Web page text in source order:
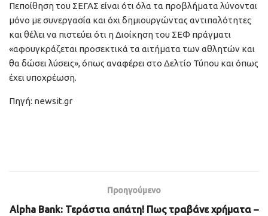
Πεποίθηση του ΣΕΓΑΣ είναι ότι όλα τα προβλήματα λύνονται
μόνο με συνεργασία και όχι δημιουργώντας αντιπαλότητες
και θέλει να πιστεύει ότι η Διοίκηση του ΣΕΦ πράγματι
«αφουγκράζεται προσεκτικά τα αιτήματα των αθλητών και
θα δώσει λύσεις», όπως αναφέρει στο Δελτίο Τύπου και όπως
έχει υποχρέωση.
Πηγή: newsit.gr
Προηγούμενο
Alpha Bank: Τεράστια απάτη! Πως τραβάνε χρήματα –